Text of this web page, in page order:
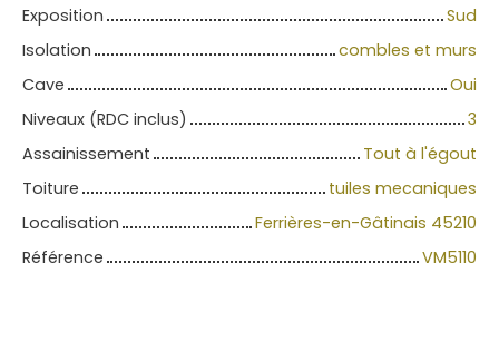
Exposition
Sud
Isolation
combles et murs
Cave
Oui
Niveaux (RDC inclus)
3
Assainissement
Tout à l'égout
Toiture
tuiles mecaniques
Localisation
Ferrières-en-Gâtinais 45210
Référence
VM5110